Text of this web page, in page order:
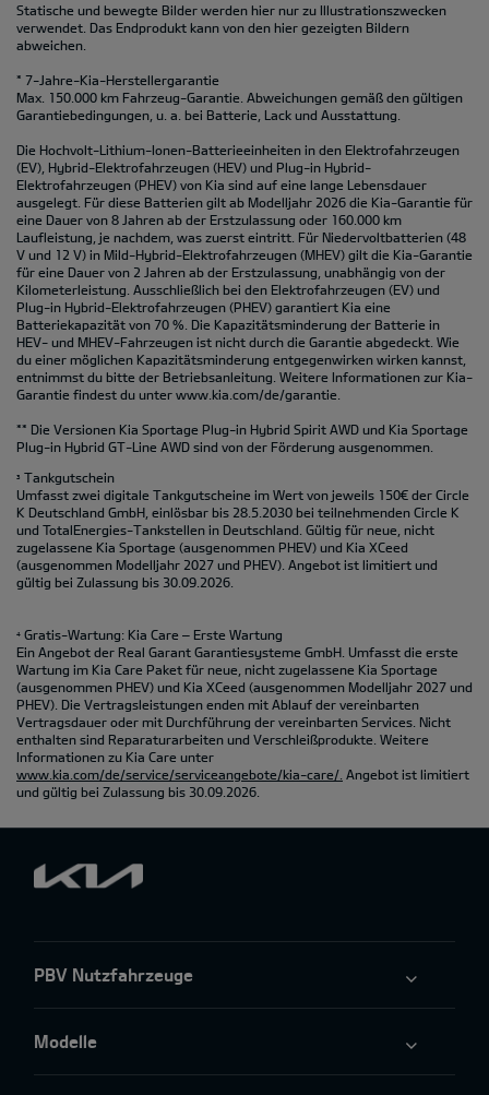
Statische und bewegte Bilder werden hier nur zu Illustrationszwecken
verwendet. Das Endprodukt kann von den hier gezeigten Bildern
abweichen.
* 7-Jahre-Kia-Herstellergarantie
Max. 150.000 km Fahrzeug-Garantie. Abweichungen gemäß den gültigen
Garantiebedingungen, u. a. bei Batterie, Lack und Ausstattung.
Die Hochvolt-Lithium-Ionen-Batterieeinheiten in den Elektrofahrzeugen
(EV), Hybrid-Elektrofahrzeugen (HEV) und Plug-in Hybrid-
Elektrofahrzeugen (PHEV) von Kia sind auf eine lange Lebensdauer
ausgelegt. Für diese Batterien gilt ab Modelljahr 2026 die Kia-Garantie für
eine Dauer von 8 Jahren ab der Erstzulassung oder 160.000 km
Laufleistung, je nachdem, was zuerst eintritt. Für Niedervoltbatterien (48
V und 12 V) in Mild-Hybrid-Elektrofahrzeugen (MHEV) gilt die Kia-Garantie
für eine Dauer von 2 Jahren ab der Erstzulassung, unabhängig von der
Kilometerleistung. Ausschließlich bei den Elektrofahrzeugen (EV) und
Plug-in Hybrid-Elektrofahrzeugen (PHEV) garantiert Kia eine
Batteriekapazität von 70 %. Die Kapazitätsminderung der Batterie in
HEV- und MHEV-Fahrzeugen ist nicht durch die Garantie abgedeckt. Wie
du einer möglichen Kapazitätsminderung entgegenwirken wirken kannst,
entnimmst du bitte der Betriebsanleitung. Weitere Informationen zur Kia-
Garantie findest du unter www.kia.com/de/garantie.
** Die Versionen Kia Sportage Plug-in Hybrid Spirit AWD und Kia Sportage
Plug-in Hybrid GT-Line AWD sind von der Förderung ausgenommen.
3 Tankgutschein
Umfasst zwei digitale Tankgutscheine im Wert von jeweils 150€ der Circle
K Deutschland GmbH, einlösbar bis 28.5.2030 bei teilnehmenden Circle K
und TotalEnergies-Tankstellen in Deutschland. Gültig für neue, nicht
zugelassene Kia Sportage (ausgenommen PHEV) und Kia XCeed
(ausgenommen Modelljahr 2027 und PHEV). Angebot ist limitiert und
gültig bei Zulassung bis 30.09.2026.
4 Gratis-Wartung: Kia Care – Erste Wartung
Ein Angebot der Real Garant Garantiesysteme GmbH. Umfasst die erste
Wartung im Kia Care Paket für neue, nicht zugelassene Kia Sportage
(ausgenommen PHEV) und Kia XCeed (ausgenommen Modelljahr 2027 und
PHEV). Die Vertragsleistungen enden mit Ablauf der vereinbarten
Vertragsdauer oder mit Durchführung der vereinbarten Services. Nicht
enthalten sind Reparaturarbeiten und Verschleißprodukte. Weitere
Informationen zu Kia Care unter
www.kia.com/de/service/serviceangebote/kia-care/. Angebot ist limitiert
und gültig bei Zulassung bis 30.09.2026.
PBV Nutzfahrzeuge
Modelle